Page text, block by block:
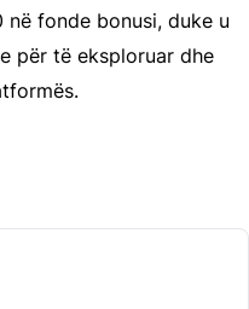
fonde bonusi, duke u
për të eksploruar dhe